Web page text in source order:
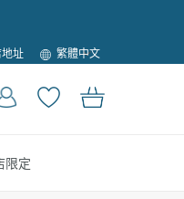
址
語
言
繁體中文
登入 購物車
限定